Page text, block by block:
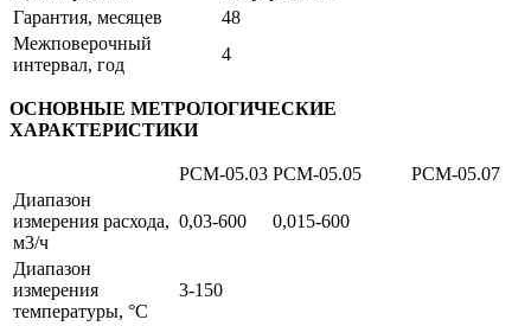
Гарантия, месяцев
48
Межповерочный
интервал, год
4
ОСНОВНЫЕ МЕТРОЛОГИЧЕСКИЕ
ХАРАКТЕРИСТИКИ
РСМ-05.03 РСМ-05.05
РСМ-05.07
Диапазон
измерения расхода,
м3/ч
0,03-600 0,015-600
Диапазон
измерения
температуры, °С
3-150